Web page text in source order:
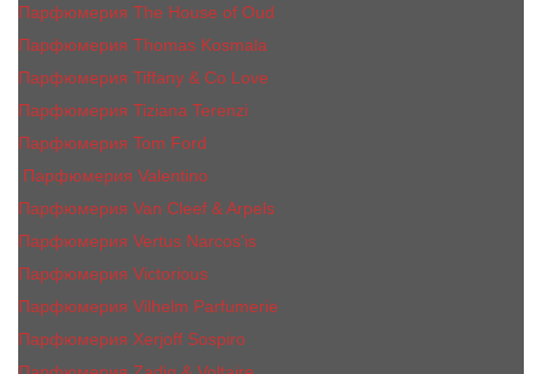
Парфюмерия The House of Oud
Парфюмерия Thomas Kosmala
Парфюмерия Tiffany & Co Love
Парфюмерия Tiziana Terenzi
Парфюмерия Tom Ford
Парфюмерия Valentino
Парфюмерия Van Cleef & Arpels
Парфюмерия Vertus Narcos'is
Парфюмерия Victorious
Парфюмерия Vilhelm Parfumerie
Парфюмерия Xerjoff Sospiro